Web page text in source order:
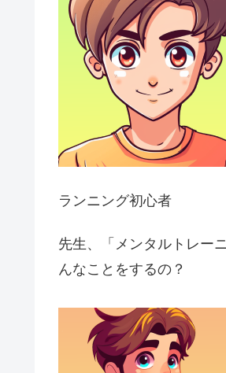
ランニング初心者
先生、「メンタルトレー
んなことをするの？